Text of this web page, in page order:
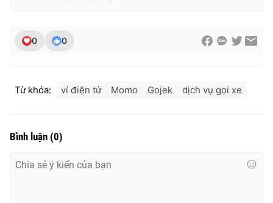
0 0
Từ khóa: ví điện tử Momo Gojek dịch vụ gọi xe
Bình luận (0)